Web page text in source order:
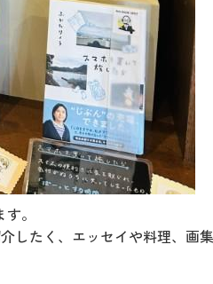
。
したく、エッセイや料理、画